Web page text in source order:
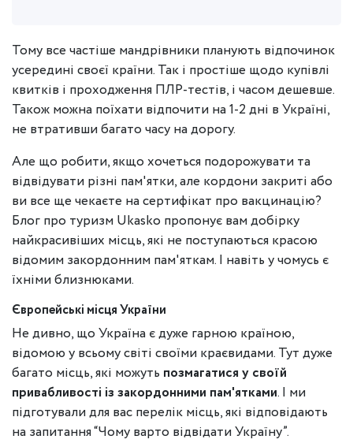
Тому все частіше мандрівники планують відпочинок
усередині своєї країни. Так і простіше щодо купівлі
квитків і проходження ПЛР-тестів, і часом дешевше.
Також можна поїхати відпочити на 1-2 дні в Україні,
не втративши багато часу на дорогу.
Але що робити, якщо хочеться подорожувати та
відвідувати різні пам'ятки, але кордони закриті або
ви все ще чекаєте на сертифікат про вакцинацію?
Блог про туризм Ukasko пропонує вам добірку
найкрасивіших місць, які не поступаються красою
відомим закордонним пам'яткам. І навіть у чомусь є
їхніми близнюками.
Європейські місця України
Не дивно, що Україна є дуже гарною країною,
відомою у всьому світі своїми краєвидами. Тут дуже
багато місць, які можуть позмагатися у своїй
привабливості із закордонними пам'ятками. І ми
підготували для вас перелік місць, які відповідають
на запитання “Чому варто відвідати Україну”.